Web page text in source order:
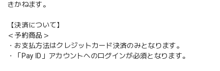
きかねます。
【決済について】
＜予約商品＞
・お支払方法はクレジットカード決済のみとなります。
・「Pay ID」アカウントへのログインが必須となります。